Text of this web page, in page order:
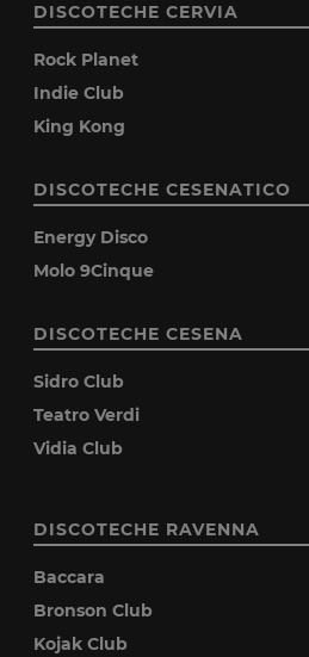
DISCOTECHE CERVIA
Rock Planet
Indie Club
King Kong
DISCOTECHE CESENATICO
Energy Disco
Molo 9Cinque
DISCOTECHE CESENA
Sidro Club
Teatro Verdi
Vidia Club
DISCOTECHE RAVENNA
Baccara
Bronson Club
Kojak Club